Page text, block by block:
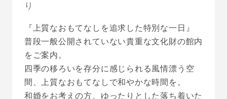
り
『上質なおもてなしを追求した特別な一日』
普段一般公開されていない貴重な文化財の館内
をご案内。
四季の移ろいを存分に感じられる風情漂う空
間、上質なおもてなしで和やかな時間を。
和婚をお考えの方、ゆったりとした落ち着いた